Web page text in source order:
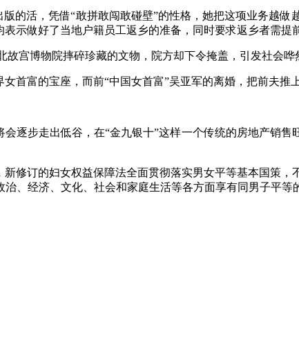
的活，凭借“敢拼敢闯敢碰壁”的性格，她把这项业务越
示做好了当地户籍员工返乡的准备，同时要求返乡者需提
宫博物院摔碎珍藏的文物，院方却下令掩盖，引发社会哗
富的宝座，而前“中国女首富”吴亚军的离婚，把前夫推上
步走出低谷，在“金九银十”这样一个传统的房地产销售
订的妇女权益保障法全面贯彻落实男女平等基本国策，
、经济、文化、社会和家庭生活等各方面享有同男子平